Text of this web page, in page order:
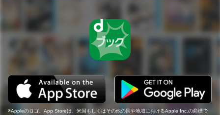
Appleのロゴ、App Storeは、米国もしくはその他の国や地域におけるApple Inc.の商標で